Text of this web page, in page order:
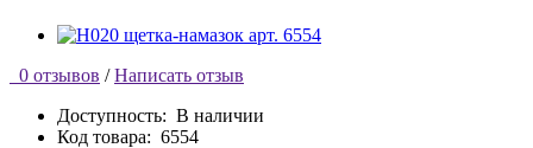
0 отзывов / Написать отзыв
Доступность: В наличии
Код товара: 6554